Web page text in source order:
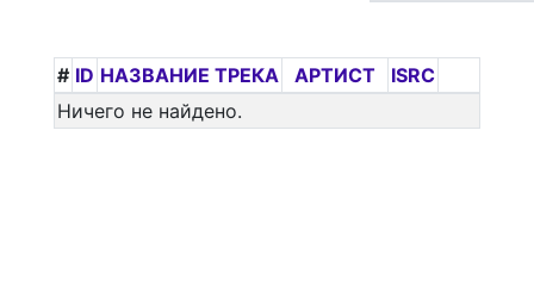
# ID НАЗВАНИЕ ТРЕКА АРТИСТ
ISRC
Ничего не найдено.